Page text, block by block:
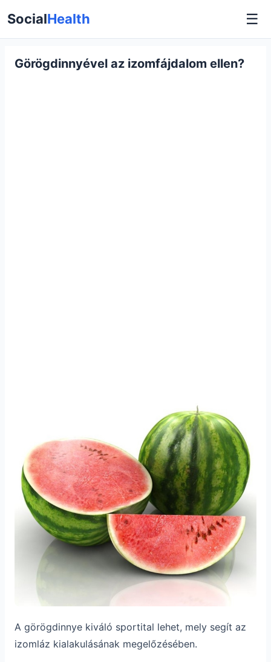
SocialHealth ☰
Görögdinnyével az izomfájdalom ellen?
A görögdinnye kiváló sportital lehet, mely segít az
izomláz kialakulásának megelőzésében.